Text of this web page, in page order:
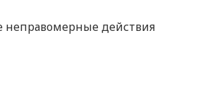
неправомерные действия